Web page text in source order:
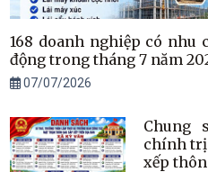
168 doanh nghiệp có nhu
động trong tháng 7 năm
07/07/2026
Chung
chính trị
xếp